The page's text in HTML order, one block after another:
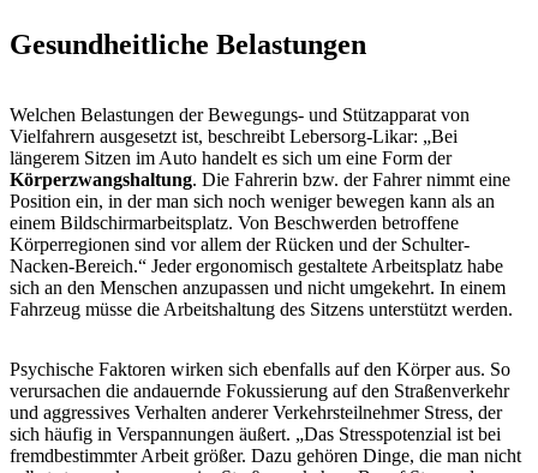
Gesundheitliche Belastungen
Welchen Belastungen der Bewegungs- und Stützapparat von
Vielfahrern ausgesetzt ist, beschreibt Lebersorg-Likar: „Bei
längerem Sitzen im Auto handelt es sich um eine Form der
Körperzwangshaltung. Die Fahrerin bzw. der Fahrer nimmt eine
Position ein, in der man sich noch weniger bewegen kann als an
einem Bildschirmarbeitsplatz. Von Beschwerden betroffene
Körperregionen sind vor allem der Rücken und der Schulter-
Nacken-Bereich.“ Jeder ergonomisch gestaltete Arbeitsplatz habe
sich an den Menschen anzupassen und nicht umgekehrt. In einem
Fahrzeug müsse die Arbeitshaltung des Sitzens unterstützt werden.
Psychische Faktoren wirken sich ebenfalls auf den Körper aus. So
verursachen die andauernde Fokussierung auf den Straßenverkehr
und aggressives Verhalten anderer Verkehrsteilnehmer Stress, der
sich häufig in Verspannungen äußert. „Das Stresspotenzial ist bei
fremdbestimmter Arbeit größer. Dazu gehören Dinge, die man nicht